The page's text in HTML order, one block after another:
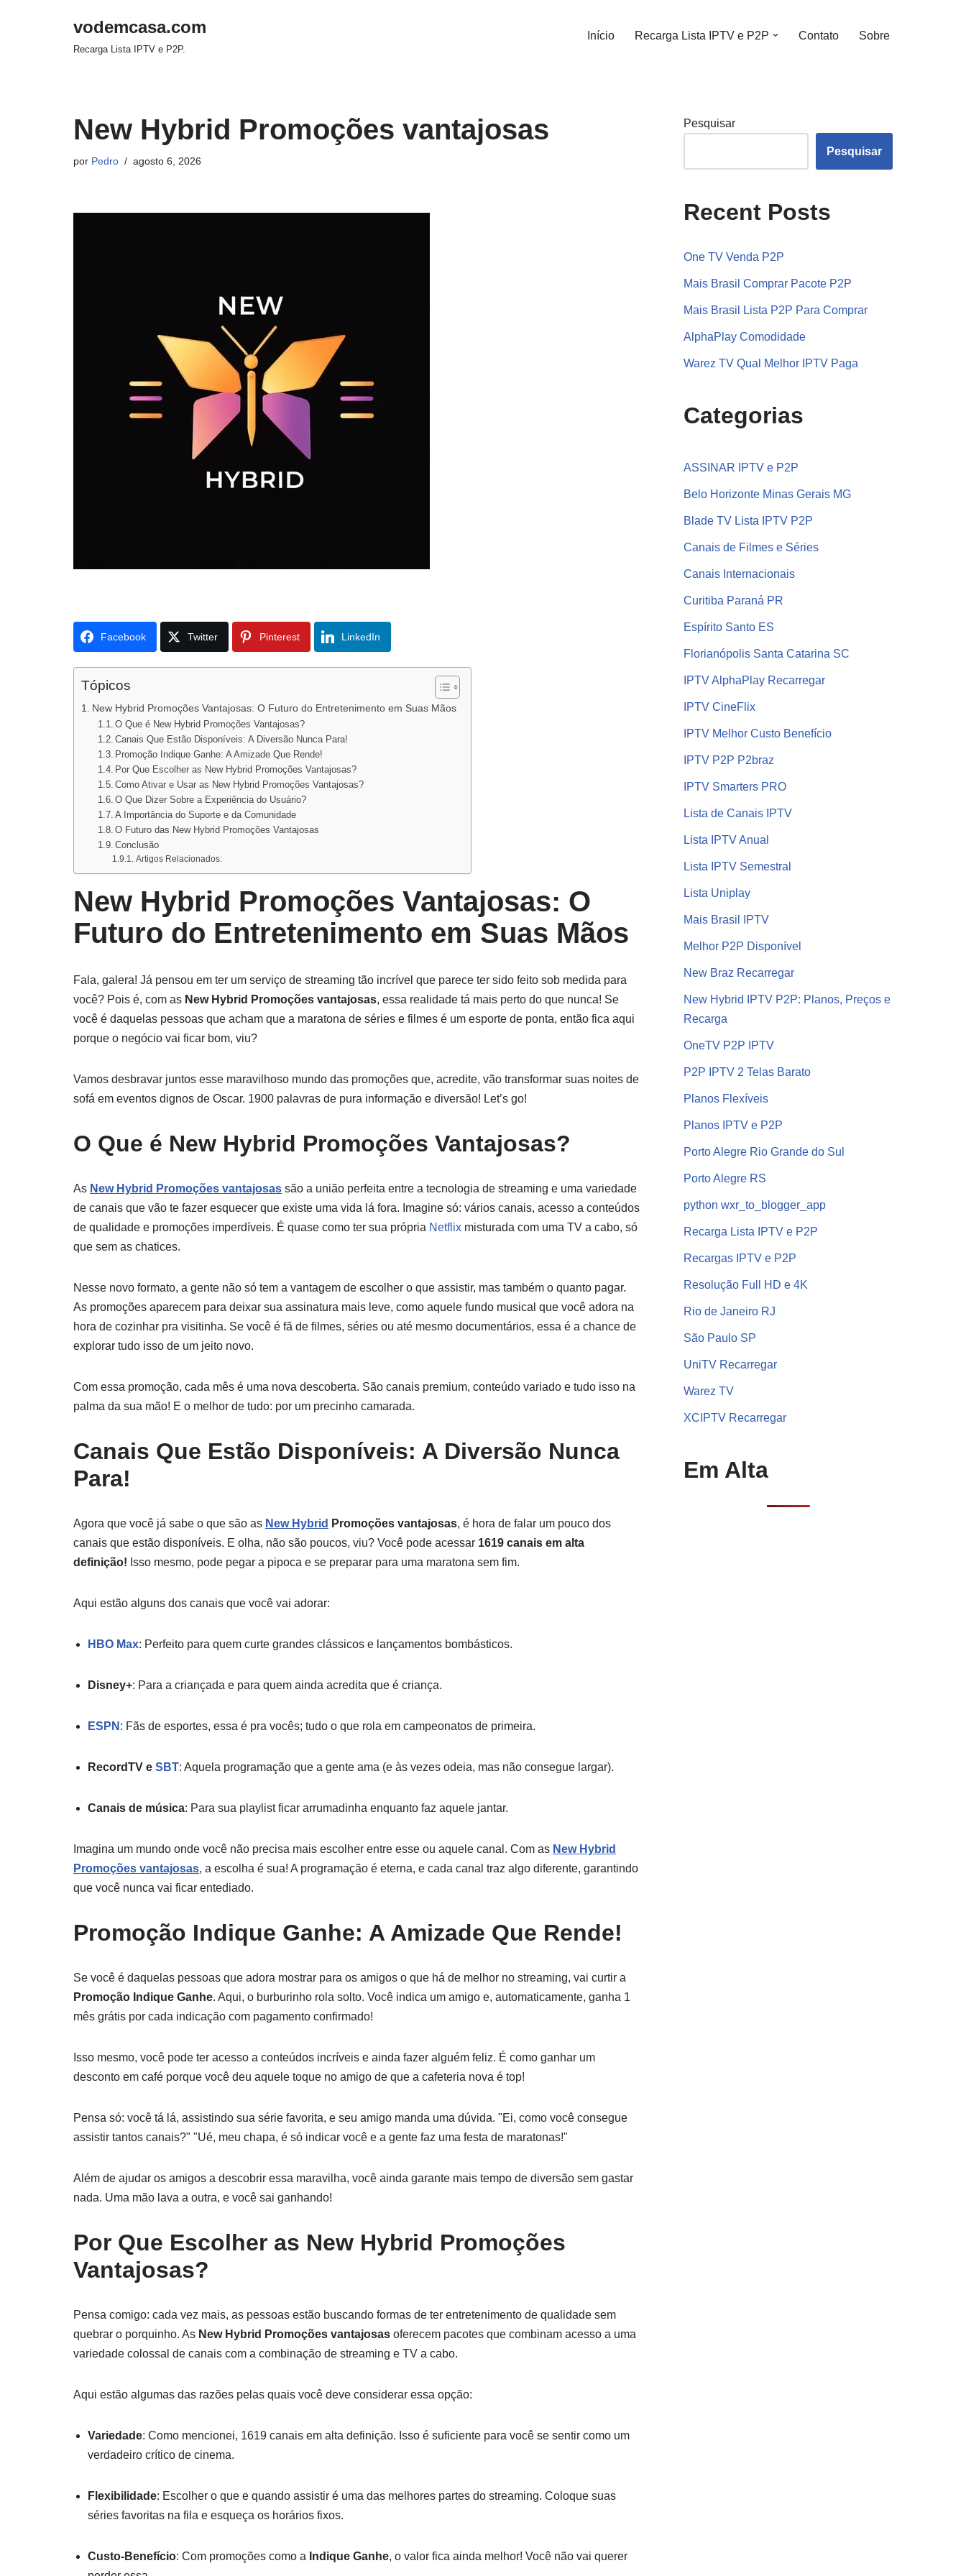
vodemcasa.com
Recarga Lista IPTV e P2P.
Início Recarga Lista IPTV e P2P Contato Sobre
New Hybrid Promoções vantajosas
por Pedro agosto 6, 2026
Facebook Twitter Pinterest LinkedIn
Tópicos
New Hybrid Promoções Vantajosas: O Futuro do Entretenimento em Suas Mãos
O Que é New Hybrid Promoções Vantajosas?
Canais Que Estão Disponíveis: A Diversão Nunca Para!
Promoção Indique Ganhe: A Amizade Que Rende!
Por Que Escolher as New Hybrid Promoções Vantajosas?
Como Ativar e Usar as New Hybrid Promoções Vantajosas?
O Que Dizer Sobre a Experiência do Usuário?
A Importância do Suporte e da Comunidade
O Futuro das New Hybrid Promoções Vantajosas
Conclusão
Artigos Relacionados:
New Hybrid Promoções Vantajosas: O
Futuro do Entretenimento em Suas Mãos
Fala, galera! Já pensou em ter um serviço de streaming tão incrível que parece ter sido feito sob medida para
você? Pois é, com as New Hybrid Promoções vantajosas, essa realidade tá mais perto do que nunca! Se
você é daquelas pessoas que acham que a maratona de séries e filmes é um esporte de ponta, então fica aqui
porque o negócio vai ficar bom, viu?
Vamos desbravar juntos esse maravilhoso mundo das promoções que, acredite, vão transformar suas noites de
sofá em eventos dignos de Oscar. 1900 palavras de pura informação e diversão! Let’s go!
O Que é New Hybrid Promoções Vantajosas?
As New Hybrid Promoções vantajosas são a união perfeita entre a tecnologia de streaming e uma variedade
de canais que vão te fazer esquecer que existe uma vida lá fora. Imagine só: vários canais, acesso a conteúdos
de qualidade e promoções imperdíveis. É quase como ter sua própria Netflix misturada com uma TV a cabo, só
que sem as chatices.
Nesse novo formato, a gente não só tem a vantagem de escolher o que assistir, mas também o quanto pagar.
As promoções aparecem para deixar sua assinatura mais leve, como aquele fundo musical que você adora na
hora de cozinhar pra visitinha. Se você é fã de filmes, séries ou até mesmo documentários, essa é a chance de
explorar tudo isso de um jeito novo.
Com essa promoção, cada mês é uma nova descoberta. São canais premium, conteúdo variado e tudo isso na
palma da sua mão! E o melhor de tudo: por um precinho camarada.
Canais Que Estão Disponíveis: A Diversão Nunca
Para!
Agora que você já sabe o que são as New Hybrid Promoções vantajosas, é hora de falar um pouco dos
canais que estão disponíveis. E olha, não são poucos, viu? Você pode acessar 1619 canais em alta
definição! Isso mesmo, pode pegar a pipoca e se preparar para uma maratona sem fim.
Aqui estão alguns dos canais que você vai adorar:
HBO Max: Perfeito para quem curte grandes clássicos e lançamentos bombásticos.
Disney+: Para a criançada e para quem ainda acredita que é criança.
ESPN : Fãs de esportes, essa é pra vocês; tudo o que rola em campeonatos de primeira.
RecordTV e SBT: Aquela programação que a gente ama (e às vezes odeia, mas não consegue largar).
Canais de música: Para sua playlist ficar arrumadinha enquanto faz aquele jantar.
Imagina um mundo onde você não precisa mais escolher entre esse ou aquele canal. Com as New Hybrid
Promoções vantajosas, a escolha é sua! A programação é eterna, e cada canal traz algo diferente, garantindo
que você nunca vai ficar entediado.
Promoção Indique Ganhe: A Amizade Que Rende!
Se você é daquelas pessoas que adora mostrar para os amigos o que há de melhor no streaming, vai curtir a
Promoção Indique Ganhe. Aqui, o burburinho rola solto. Você indica um amigo e, automaticamente, ganha 1
mês grátis por cada indicação com pagamento confirmado!
Isso mesmo, você pode ter acesso a conteúdos incríveis e ainda fazer alguém feliz. É como ganhar um
desconto em café porque você deu aquele toque no amigo de que a cafeteria nova é top!
Pensa só: você tá lá, assistindo sua série favorita, e seu amigo manda uma dúvida. "Ei, como você consegue
assistir tantos canais?" "Ué, meu chapa, é só indicar você e a gente faz uma festa de maratonas!"
Além de ajudar os amigos a descobrir essa maravilha, você ainda garante mais tempo de diversão sem gastar
nada. Uma mão lava a outra, e você sai ganhando!
Por Que Escolher as New Hybrid Promoções
Vantajosas?
Pensa comigo: cada vez mais, as pessoas estão buscando formas de ter entretenimento de qualidade sem
quebrar o porquinho. As New Hybrid Promoções vantajosas oferecem pacotes que combinam acesso a uma
variedade colossal de canais com a combinação de streaming e TV a cabo.
Aqui estão algumas das razões pelas quais você deve considerar essa opção:
Variedade: Como mencionei, 1619 canais em alta definição. Isso é suficiente para você se sentir como um
verdadeiro crítico de cinema.
Flexibilidade: Escolher o que e quando assistir é uma das melhores partes do streaming. Coloque suas
séries favoritas na fila e esqueça os horários fixos.
Custo-Benefício: Com promoções como a Indique Ganhe, o valor fica ainda melhor! Você não vai querer
Pesquisar
Pesquisar
Recent Posts
One TV Venda P2P
Mais Brasil Comprar Pacote P2P
Mais Brasil Lista P2P Para Comprar
AlphaPlay Comodidade
Warez TV Qual Melhor IPTV Paga
Categorias
ASSINAR IPTV e P2P
Belo Horizonte Minas Gerais MG
Blade TV Lista IPTV P2P
Canais de Filmes e Séries
Canais Internacionais
Curitiba Paraná PR
Espírito Santo ES
Florianópolis Santa Catarina SC
IPTV AlphaPlay Recarregar
IPTV CineFlix
IPTV Melhor Custo Benefício
IPTV P2P P2braz
IPTV Smarters PRO
Lista de Canais IPTV
Lista IPTV Anual
Lista IPTV Semestral
Lista Uniplay
Mais Brasil IPTV
Melhor P2P Disponível
New Braz Recarregar
New Hybrid IPTV P2P: Planos, Preços e
Recarga
OneTV P2P IPTV
P2P IPTV 2 Telas Barato
Planos Flexíveis
Planos IPTV e P2P
Porto Alegre Rio Grande do Sul
Porto Alegre RS
python wxr_to_blogger_app
Recarga Lista IPTV e P2P
Recargas IPTV e P2P
Resolução Full HD e 4K
Rio de Janeiro RJ
São Paulo SP
UniTV Recarregar
Warez TV
XCIPTV Recarregar
Em Alta